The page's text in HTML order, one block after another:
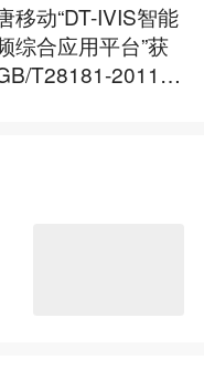
移动“DT-IVIS智能
综合应用平台”获
T28181-2011国